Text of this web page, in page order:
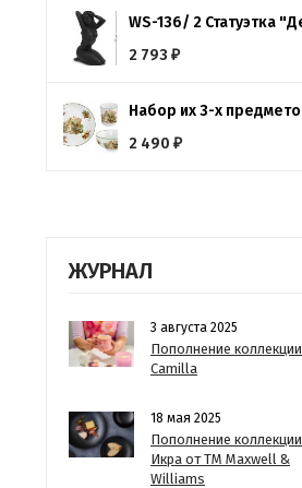
2 793 ₽
2 490 ₽
ЖУРНАЛ
3 августа 2025
Пополнение коллекции
Camilla
18 мая 2025
Пополнение коллекции
Икра от ТМ Maxwell &
Williams